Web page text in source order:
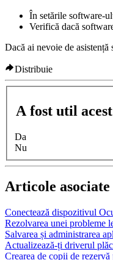
În setările software-
Verifică dacă
Dacă ai nevoie de asistență
Distribuie
A fost util
Da
Nu
Articole asociate
Conectează dispozitivul
Rezolvarea unei probleme
Salvarea și administrarea
Actualizează-ți driverul
Crearea de copii de